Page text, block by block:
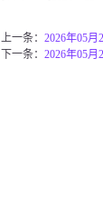
上一条： 2026年05
下一条： 2026年05